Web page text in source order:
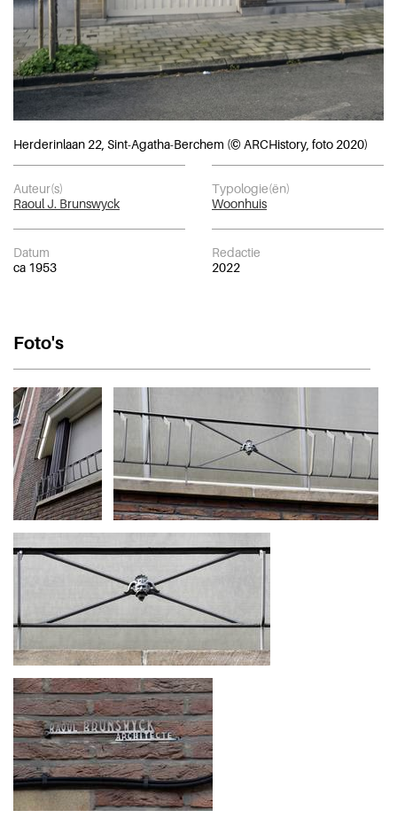
Herderinlaan 22, Sint-Agatha-Berchem (© ARCHistory, foto 2020)
Auteur(s)
Raoul J. Brunswyck
Typologie(ën)
Woonhuis
Datum
ca 1953
Redactie
2022
Foto's